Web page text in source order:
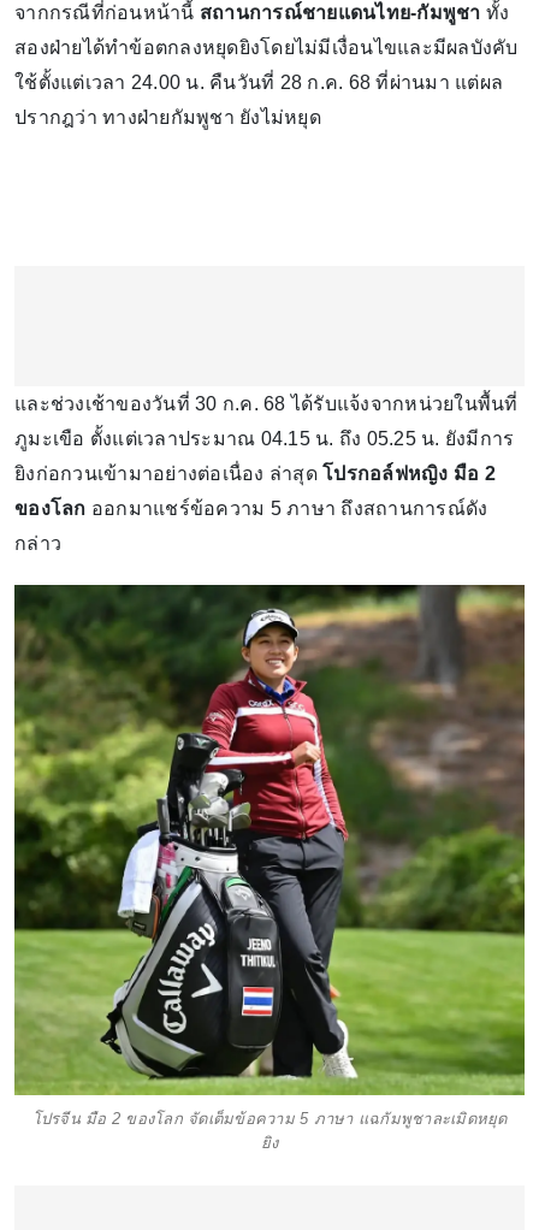
จากกรณีที่ก่อนหน้านี้ สถานการณ์ชายแดนไทย-กัมพูชา ทั้ง
สองฝ่ายได้ทำข้อตกลงหยุดยิงโดยไม่มีเงื่อนไขและมีผลบังคับ
ใช้ตั้งแต่เวลา 24.00 น. คืนวันที่ 28 ก.ค. 68 ที่ผ่านมา แต่ผล
ปรากฎว่า ทางฝ่ายกัมพูชา ยังไม่หยุด
และช่วงเช้าของวันที่ 30 ก.ค. 68 ได้รับแจ้งจากหน่วยในพื้นที่
ภูมะเขือ ตั้งแต่เวลาประมาณ 04.15 น. ถึง 05.25 น. ยังมีการ
ยิงก่อกวนเข้ามาอย่างต่อเนื่อง ล่าสุด โปรกอล์ฟหญิง มือ 2
ของโลก ออกมาแชร์ข้อความ 5 ภาษา ถึงสถานการณ์ดัง
กล่าว
โปรจีน มือ 2 ของโลก จัดเต็มข้อความ 5 ภาษา แฉกัมพูชาละเมิดหยุด
ยิง